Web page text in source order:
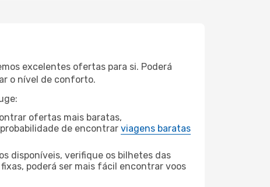
excelentes ofertas para si. Poderá
o nível de conforto.
ofertas mais baratas,
de encontrar viagens baratas
disponíveis, verifique os bilhetes das
poderá ser mais fácil encontrar voos